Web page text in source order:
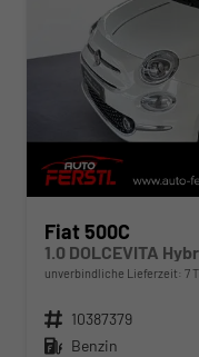
Fiat 500C
1.0 DOLCEVITA
unverbindliche Lieferzeit: 7
Fahrzeugnr. 10387379
Kraftstoff Benzin